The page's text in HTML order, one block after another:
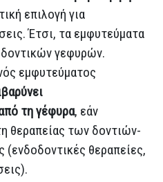
επιλογή για
Έτσι, τα εμφυτεύματα
γεφυρών.
εμφυτεύματος
τη γέφυρα, εάν
θεραπείας των δοντιών-
(ενδοδοντικές θεραπείες,